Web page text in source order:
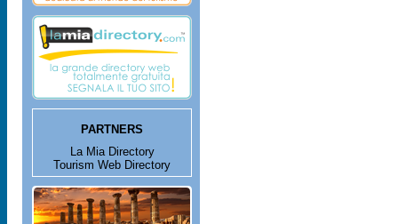
PARTNERS
La Mia Directory
Tourism Web Directory